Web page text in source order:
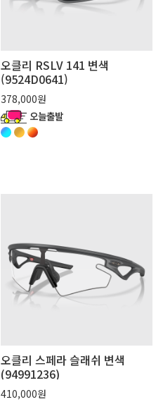
오클리 RSLV 141 변색
(9524D0641)
378,000원
오클리 스페라 슬래쉬 변색
(94991236)
410,000원